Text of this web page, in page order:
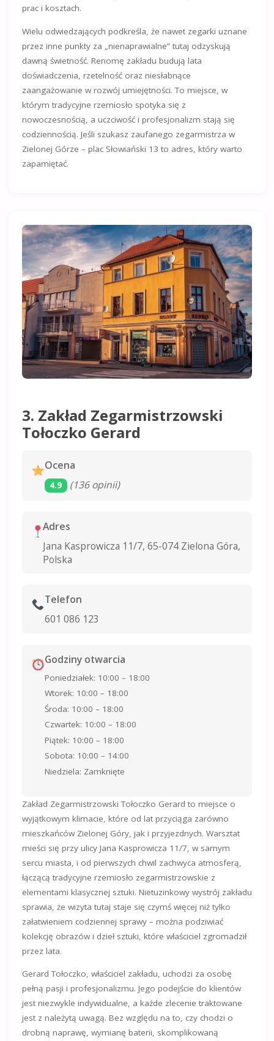
prac i kosztach.
Wielu odwiedzających podkreśla, że nawet zegarki uznane
przez inne punkty za „nienaprawialne” tutaj odzyskują
dawną świetność. Renomę zakładu budują lata
doświadczenia, rzetelność oraz niesłabnące
zaangażowanie w rozwój umiejętności. To miejsce, w
którym tradycyjne rzemiosło spotyka się z
nowoczesnością, a uczciwość i profesjonalizm stają się
codziennością. Jeśli szukasz zaufanego zegarmistrza w
Zielonej Górze – plac Słowiański 13 to adres, który warto
zapamiętać.
3. Zakład Zegarmistrzowski
Tołoczko Gerard
Ocena
4.9 (136 opinii)
Adres
Jana Kasprowicza 11/7, 65-074 Zielona Góra,
Polska
Telefon
601 086 123
Godziny otwarcia
Poniedziałek: 10:00 – 18:00
Wtorek: 10:00 – 18:00
Środa: 10:00 – 18:00
Czwartek: 10:00 – 18:00
Piątek: 10:00 – 18:00
Sobota: 10:00 – 14:00
Niedziela: Zamknięte
Zakład Zegarmistrzowski Tołoczko Gerard to miejsce o
wyjątkowym klimacie, które od lat przyciąga zarówno
mieszkańców Zielonej Góry, jak i przyjezdnych. Warsztat
mieści się przy ulicy Jana Kasprowicza 11/7, w samym
sercu miasta, i od pierwszych chwil zachwyca atmosferą,
łączącą tradycyjne rzemiosło zegarmistrzowskie z
elementami klasycznej sztuki. Nietuzinkowy wystrój zakładu
sprawia, że wizyta tutaj staje się czymś więcej niż tylko
załatwieniem codziennej sprawy – można podziwiać
kolekcję obrazów i dzieł sztuki, które właściciel zgromadził
przez lata.
Gerard Tołoczko, właściciel zakładu, uchodzi za osobę
pełną pasji i profesjonalizmu. Jego podejście do klientów
jest niezwykle indywidualne, a każde zlecenie traktowane
jest z należytą uwagą. Bez względu na to, czy chodzi o
drobną naprawę, wymianę baterii, skomplikowaną